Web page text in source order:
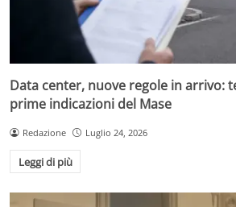
Data center, nuove regole in arrivo:
prime indicazioni del Mase
Redazione Luglio 24, 2026
Leggi di più